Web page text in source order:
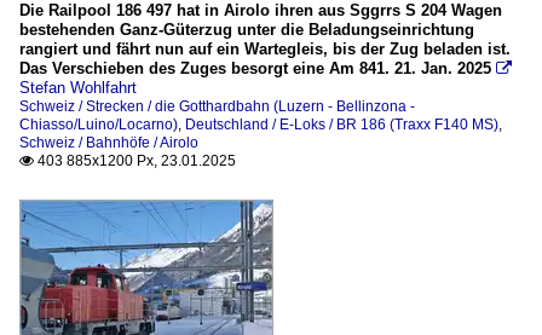
Die Railpool 186 497 hat in Airolo ihren aus Sggrrs S 204 Wagen
bestehenden Ganz-Güterzug unter die Beladungseinrichtung
rangiert und fährt nun auf ein Wartegleis, bis der Zug beladen ist.
Das Verschieben des Zuges besorgt eine Am 841. 21. Jan. 2025 
Stefan Wohlfahrt
Schweiz / Strecken / die Gotthardbahn (Luzern - Bellinzona -
Chiasso/Luino/Locarno), Deutschland / E-Loks / BR 186 (Traxx F140 MS),
Schweiz / Bahnhöfe / Airolo
 403 885x1200 Px, 23.01.2025